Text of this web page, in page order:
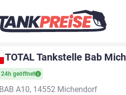
TOTAL Tankstelle Bab
24h geöffnet
BAB A10, 14552 Michendorf